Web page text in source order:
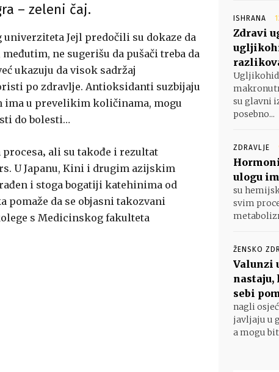
– zeleni čaj.
Jejl predočili su dokaze da
ne sugerišu da pušači treba da
ukazuju da visok sadržaj
po zdravlje. Antioksidanti suzbijaju
u prevelikim količinama, mogu
do bolesti…
ali su takođe i rezultat
U Japanu, Kini i drugim azijskim
i stoga bogatiji katehinima od
pomaže da se objasni takozvani
s Medicinskog fakulteta
ISHRANA
Zdravi
su glavni
posebno...
ZDRAVLJE
ulogu
su
svim
ŽENSKO
Valunzi
nastaju,
sebi
nagli
javljaju u
a mogu